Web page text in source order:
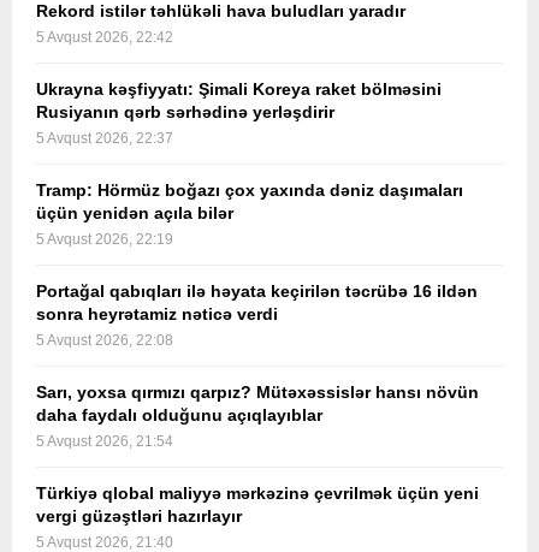
Rekord istilər təhlükəli hava buludları yaradır
5 Avqust 2026, 22:42
Ukrayna kəşfiyyatı: Şimali Koreya raket bölməsini
Rusiyanın qərb sərhədinə yerləşdirir
5 Avqust 2026, 22:37
Tramp: Hörmüz boğazı çox yaxında dəniz daşımaları
üçün yenidən açıla bilər
5 Avqust 2026, 22:19
Portağal qabıqları ilə həyata keçirilən təcrübə 16 ildən
sonra heyrətamiz nəticə verdi
5 Avqust 2026, 22:08
Sarı, yoxsa qırmızı qarpız? Mütəxəssislər hansı növün
daha faydalı olduğunu açıqlayıblar
5 Avqust 2026, 21:54
Türkiyə qlobal maliyyə mərkəzinə çevrilmək üçün yeni
vergi güzəştləri hazırlayır
5 Avqust 2026, 21:40